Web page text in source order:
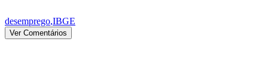
desemprego,IBGE
Ver Comentários